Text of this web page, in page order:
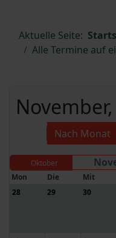
Aktuelle Seite:
Alle Termine auf
November,
Nach Monat
Oktober
Mon
Die Mit
28
29 30